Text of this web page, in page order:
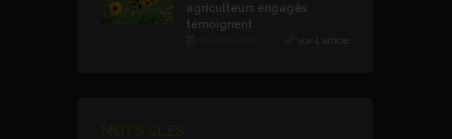
agriculteurs engagés
témoignent
Voir L'article